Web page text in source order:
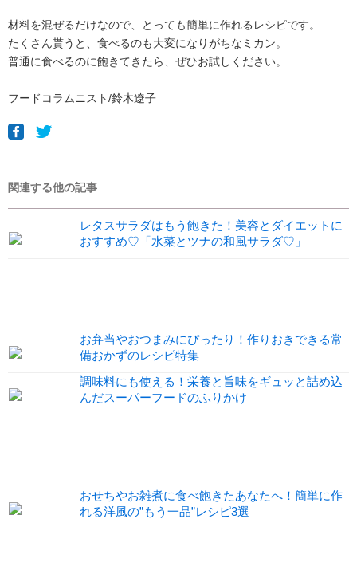
材料を混ぜるだけなので、とっても簡単に作れるレシピです。
たくさん貰うと、食べるのも大変になりがちなミカン。
普通に食べるのに飽きてきたら、ぜひお試しください。
フードコラムニスト/鈴木遼子
関連する他の記事
レタスサラダはもう飽きた！美容とダイエットに
おすすめ♡「水菜とツナの和風サラダ♡」
お弁当やおつまみにぴったり！作りおきできる常
備おかずのレシピ特集
調味料にも使える！栄養と旨味をギュッと詰め込
んだスーパーフードのふりかけ
おせちやお雑煮に食べ飽きたあなたへ！簡単に作
れる洋風の”もう一品”レシピ3選